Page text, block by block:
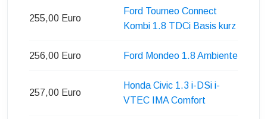
255,00 Euro
Ford Tourneo Connect
Kombi 1.8 TDCi Basis kurz
256,00 Euro Ford Mondeo 1.8 Ambiente
257,00 Euro
Honda Civic 1.3 i-DSi i-
VTEC IMA Comfort